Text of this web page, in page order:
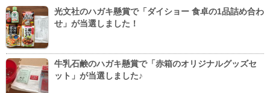
光文社のハガキ懸賞で「ダイショー 食卓の1品詰め合わ
せ」が当選しました！
牛乳石鹸のハガキ懸賞で「赤箱のオリジナルグッズセ
ット」が当選しました♪